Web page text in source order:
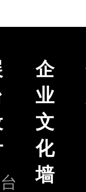
企
业
文
化
墙